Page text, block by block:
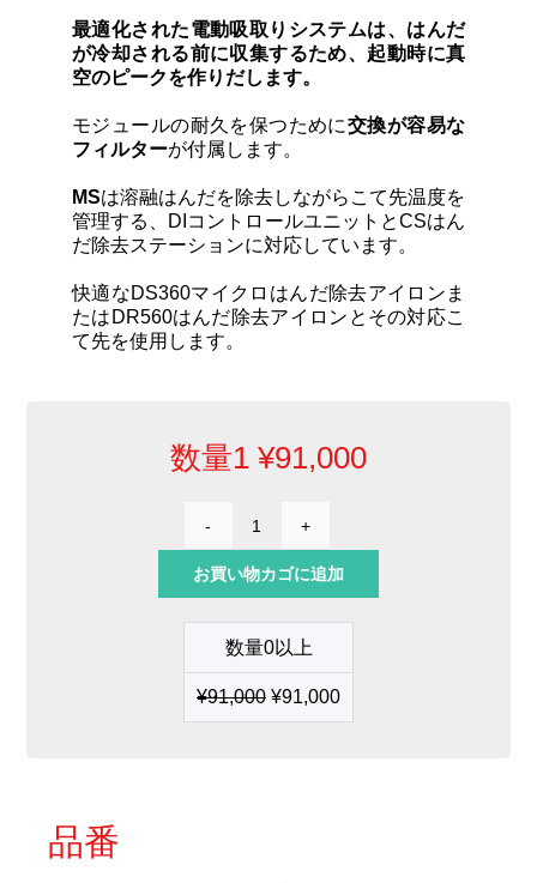
最適化された電動吸取りシステムは、はんだ
が冷却される前に収集するため、起動時に真
空のピークを作りだします。
モジュールの耐久を保つために交換が容易な
フィルターが付属します。
MSは溶融はんだを除去しながらこて先温度を
管理する、DIコントロールユニットとCSはん
だ除去ステーションに対応しています。
快適なDS360マイクロはんだ除去アイロンま
たはDR560はんだ除去アイロンとその対応こ
て先を使用します。
数量1 ¥91,000
DI
CS
動
は
ん
だ
お買い物カゴに追加
数量0以上
¥91,000 ¥91,000
品番